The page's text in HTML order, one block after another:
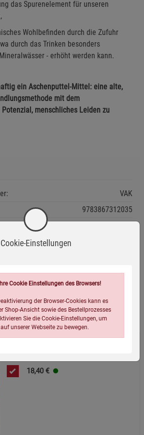
das Spurenelement für unseren
Wohlbefinden durch die Zufuhr
durch das Trinken besonders
- erhöht werden kann.
ein Aschenputtel-Mittel: eine alte,
mit dem
menschliches Leiden zu
VAK
9783867312035
bestellt:
18,40 €
Cookie-Einstellungen
Cookie Einstellungen des Browsers!
der Browser-Cookies kann es
Shop-Ansicht sowie des Bestellprozesses
Sie die Cookie-Einstellungen, um
unserer Webseite zu bewegen.
für die Gruppe